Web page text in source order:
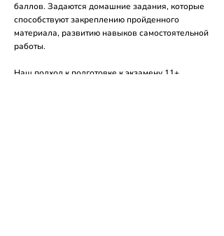
баллов. Задаются домашние задания, которые
способствуют закреплению пройденного
материала, развитию навыков самостоятельной
работы.
Наш подход к подготовке к экзамену 11+